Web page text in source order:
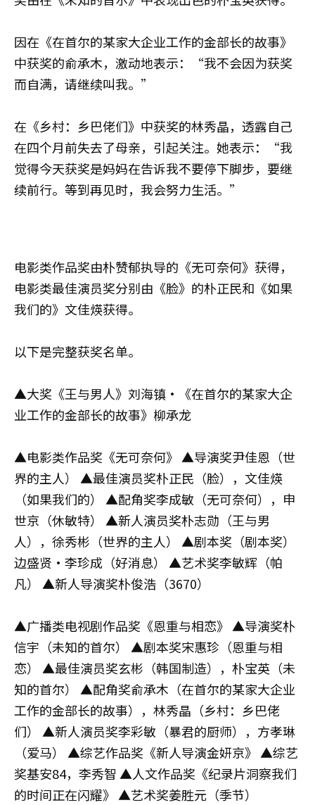
因在《在首尔的某家大企业工作的金部长的故事》
中获奖的俞承木，激动地表示：“我不会因为获奖
而自满，请继续叫我。”
在《乡村：乡巴佬们》中获奖的林秀晶，透露自己
在四个月前失去了母亲，引起关注。她表示：“我
觉得今天获奖是妈妈在告诉我不要停下脚步，要继
续前行。等到再见时，我会努力生活。”
电影类作品奖由朴赞郁执导的《无可奈何》获得，
电影类最佳演员奖分别由《脸》的朴正民和《如果
我们的》文佳煐获得。
以下是完整获奖名单。
▲大奖《王与男人》刘海镇·《在首尔的某家大企
业工作的金部长的故事》柳承龙
▲电影类作品奖《无可奈何》 ▲导演奖尹佳恩（世
界的主人） ▲最佳演员奖朴正民（脸），文佳煐
（如果我们的） ▲配角奖李成敏（无可奈何），申
世京（休敏特） ▲新人演员奖朴志勋（王与男
人），徐秀彬（世界的主人） ▲剧本奖（剧本奖）
边盛贤·李珍成（好消息） ▲艺术奖李敏辉（帕
凡） ▲新人导演奖朴俊浩（3670）
▲广播类电视剧作品奖《恩重与相恋》 ▲导演奖朴
信宇（未知的首尔） ▲剧本奖宋惠珍（恩重与相
恋） ▲最佳演员奖玄彬（韩国制造），朴宝英（未
知的首尔） ▲配角奖俞承木（在首尔的某家大企业
工作的金部长的故事），林秀晶（乡村：乡巴佬
们） ▲新人演员奖李彩敏（暴君的厨师），方孝琳
（爱马） ▲综艺作品奖《新人导演金妍京》 ▲综艺
奖基安84，李秀智 ▲人文作品奖《纪录片洞察我们
的时间正在闪耀》 ▲艺术奖姜胜元（季节）